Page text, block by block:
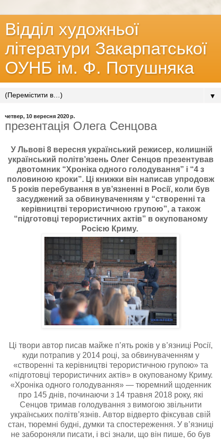
Відділ художньої
літератури Закарпатської
ОУНБ ім. Ф. Потушняка
▼
четвер, 10 вересня 2020 р.
презентація Олега Сенцова
У Львові 8 вересня український режисер, колишній
український політв’язень Олег Сенцов презентував
двотомник “Хроніка одного голодування” і “4 з
половиною кроки”. Ці книжки він написав упродовж
5 років перебування в ув’язненні в Росії, коли був
засуджений за обвинуваченням у “створенні та
керівництві терористичною групою”, а також
“підготовці терористичних актів” в окупованому
Росією Криму.
Ці твори автор писав майже п’ять років у в’язниці Росії,
куди потрапив у 2014 році, за обвинуваченням у
«створенні та керівництві терористичною групою» та
«підготовці терористичних актів» в окупованому Криму.
«Хроніка одного голодування» — тюремний щоденник
про 145 днів, починаючи з 14 травня 2018 року, які
Сенцов тримав голодування з вимогою звільнити
українських політв’язнів. Автор відверто фіксував свій
стан, тюремні будні, думки та спостереження. У в’язниці
не забороняли писати, і всі знали, що він пише, бо був